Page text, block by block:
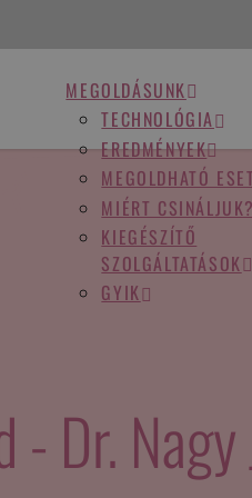
MEGOLDÁSUNK
TECHNOLÓGIA
EREDMÉNYEK
MEGOLDHATÓ
MIÉRT CSINÁLJUK?
KIEGÉSZÍTŐ
SZOLGÁLTATÁSOK
GYIK
- Dr.